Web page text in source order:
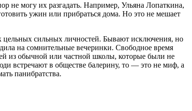
не могу их разгадать. Например, Ульяна Лопаткина,
ужин или прибраться дома. Но это не мешает
цельных сильных личностей. Бывают исключения, но
на сомнительные вечеринки. Свободное время
из обычной или частной школы, которые были не
встречают в обществе балерину, то — это не миф, а
панибратства.